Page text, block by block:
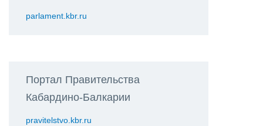
parlament.kbr.ru
Портал Правительства
Кабардино-Балкарии
pravitelstvo.kbr.ru